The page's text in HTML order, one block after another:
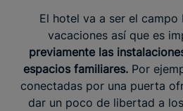
El hotel va a ser el campo
vacaciones así que es
previamente las
espacios familiares.Por
conectadas por una puerta
dar un poco de libertad a